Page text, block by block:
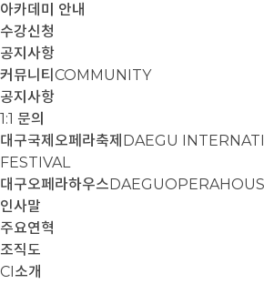
아카데미 안내
수강신청
공지사항
커뮤니티 COMMUNITY
공지사항
1:1 문의
대구국제오페라축제 DAEGU
FESTIVAL
대구오페라하우스
인사말
주요연혁
조직도
CI소개